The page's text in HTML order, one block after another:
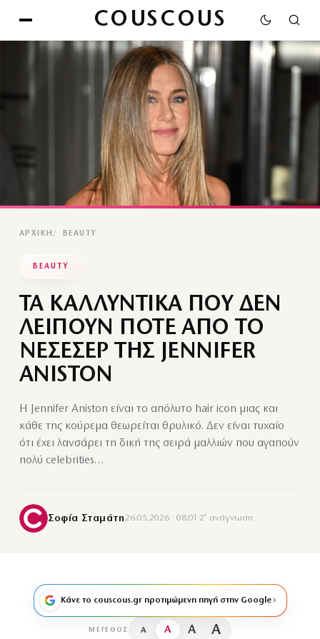
COUSCOUS
ΑΡΧΙΚΉ BEAUTY
BEAUTY
ΤΑ ΚΑΛΛΥΝΤΙΚΑ ΠΟΥ ΔΕΝ
ΛΕΙΠΟΥΝ ΠΟΤΕ ΑΠΟ ΤΟ
ΝΕΣΕΣΕΡ ΤΗΣ JENNIFER
ANISTON
H Jennifer Aniston είναι το απόλυτο hair icon μιας και
κάθε της κούρεμα θεωρείται θρυλικό. Δεν είναι τυχαίο
ότι έχει λανσάρει τη δική της σειρά μαλλιών που αγαπούν
πολύ celebrities…
Σοφία Σταμάτη26.05.2026 · 08:01 ·2′ ανάγνωση
Κάνε το couscous.gr προτιμώμενη πηγή στην Google
ΜΈΓΕΘΟΣ A A A A